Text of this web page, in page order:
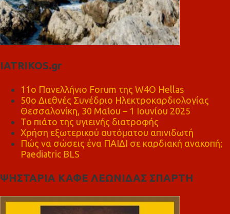
IATRIKOS.gr
11ο Πανελλήνιο Forum της W4O Hellas
50ο Διεθνές Συνέδριο Ηλεκτροκαρδιολογίας
Θεσσαλονίκη, 30 Μαΐου – 1 Ιουνίου 2025
Το πιάτο της υγιεινής διατροφής
Χρήση εξωτερικού αυτόματου απινιδωτή
Πώς να σώσεις ένα ΠΑΙΔΙ σε καρδιακή ανακοπή;
Paediatric BLS
ΨΗΣΤΑΡΙΑ ΚΑΦΕ ΛΕΩΝΙΔΑΣ ΣΠΑΡΤΗ